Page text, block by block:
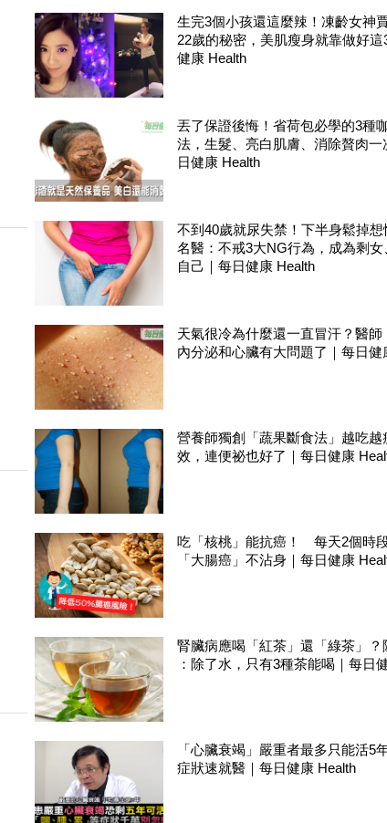
生完3個小孩還這麼辣！凍齡女神
22歲的秘密，美肌瘦身就靠做好
健康 Health
丟了保證後悔！省荷包必學的3種
法，生髮、亮白肌膚、消除贅肉一
日健康 Health
不到40歲就尿失禁！下半身鬆掉
名醫：不戒3大NG行為，成為剩
自己｜每日健康 Health
天氣很冷為什麼還一直冒汗？醫師
內分泌和心臟有大問題了｜每日健
營養師獨創「蔬果斷食法」越吃越
效，連便祕也好了｜每日健康
吃「核桃」能抗癌！ 每天2個時
「大腸癌」不沾身｜每日健康
腎臟病應喝「紅茶」還「綠茶」？
：除了水，只有3種茶能喝｜每日
「心臟衰竭」嚴重者最多只能活5
症狀速就醫｜每日健康 Health